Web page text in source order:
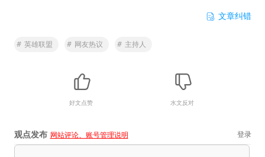
文章纠错
# 英雄联盟 # 网友热议 # 主持人
好文点赞 水文反对
观点发布 网站评论、账号管理说明 登录